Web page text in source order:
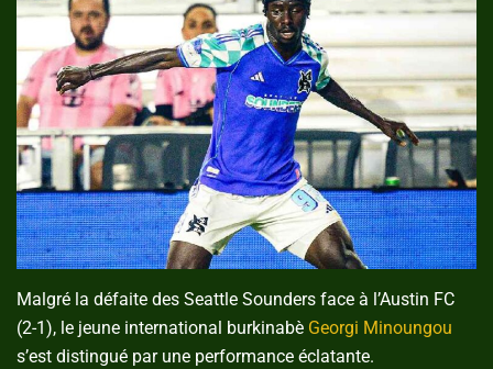
Malgré la défaite des Seattle Sounders face à l’Austin FC
(2-1), le jeune international burkinabè Georgi Minoungou
s’est distingué par une performance éclatante.